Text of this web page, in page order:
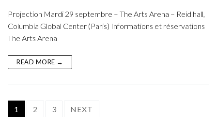
Projection Mardi 29 septembre – The Arts Arena – Reid hall,
Columbia Global Center (Paris) Informations et réservations
The Arts Arena
READ MORE →
Posts
1 2 3 NEXT